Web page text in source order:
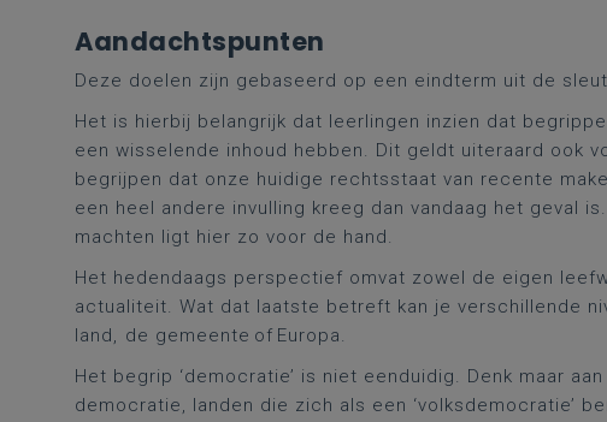
Aandachtspunten
Deze doelen zijn gebaseerd op een eindterm uit de
Het is hierbij belangrijk dat leerlingen inzien dat
een wisselende inhoud hebben. Dit geldt uiteraard ook
begrijpen dat onze huidige rechtsstaat van recente
een heel andere invulling kreeg dan vandaag het geval
machten ligt hier zo voor de hand.
Het hedendaags perspectief omvat zowel de eigen
actualiteit. Wat dat laatste betreft kan je verschillende
land, de gemeente of Europa.
Het begrip ‘democratie’ is niet eenduidig. Denk maar
democratie, landen die zich als een ‘volksdemocratie’